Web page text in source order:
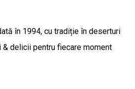
în 1994, cu tradiție în deserturi
& delicii pentru fiecare moment